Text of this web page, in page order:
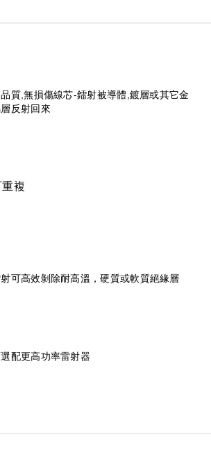
質,無損傷線芯-鐳射被導體,鍍層或其它金
反射回來
重複
可高效剝除耐高溫，硬質或軟質絕緣層
配更高功率雷射器